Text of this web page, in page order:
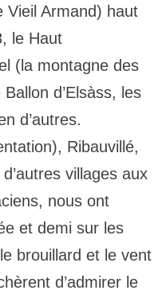
Vieil Armand) haut
le Haut
(la montagne des
d’Elsàss, les
d’autres.
Ribauvillé,
villages aux
nous ont
et demi sur les
brouillard et le vent
d’admirer le